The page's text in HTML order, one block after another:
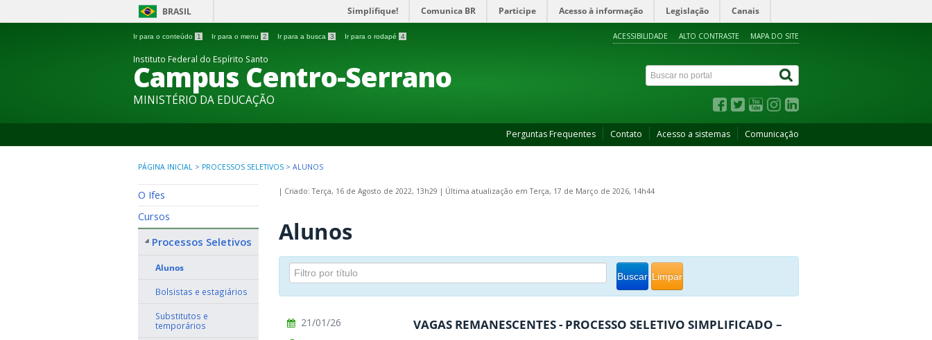
BRASIL Simplifique! Comunica BR Participe Acesso à informação Legislação Canais
Ir para o conteúdo 1 Ir para o menu 2 Ir para a busca 3 Ir para o rodapé 4 ACESSIBILIDADE ALTO CONTRASTE MAPA DO SITE
Instituto Federal do Espírito Santo
Campus Centro-Serrano
MINISTÉRIO DA EDUCAÇÃO
Perguntas Frequentes Contato Acesso a sistemas Comunicação
PÁGINA INICIAL > PROCESSOS SELETIVOS > ALUNOS
O Ifes
Cursos
Processos Seletivos
Alunos
Bolsistas e estagiários
Substitutos e
temporários
| Criado: Terça, 16 de Agosto de 2022, 13h29 | Última atualização em Terça, 17 de Março de 2026, 14h44
Alunos
Buscar Limpar
VAGAS REMANESCENTES - PROCESSO SELETIVO SIMPLIFICADO –
21/01/26